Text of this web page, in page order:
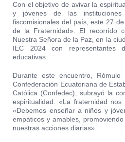
Con el objetivo de avivar la
y jóvenes de las instituciones
fiscomisionales del país, este 27
de la Fraternidad». El recorrido
Nuestra Señora de la Paz, en la
IEC 2024 con representantes
educativas.
Durante este encuentro,
Confederación Ecuatoriana de
Católica (Confedec), subrayó la
espiritualidad. «La fraternidad
«Debemos enseñar a niños y
empáticos y amables,
nuestras acciones diarias».